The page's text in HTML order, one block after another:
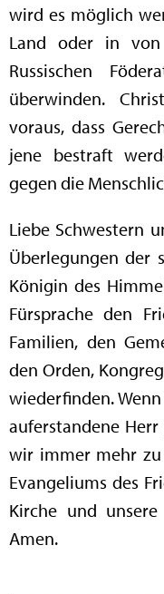
wird es möglich
Land oder in
Russischen
überwinden.
voraus, dass
jene bestraft
gegen die
Liebe Schwestern
Überlegungen der
Königin des
Fürsprache den
Familien, den
den Orden,
wiederfinden.
auferstandene
wir immer mehr zu
Evangeliums des
Kirche und
Amen.